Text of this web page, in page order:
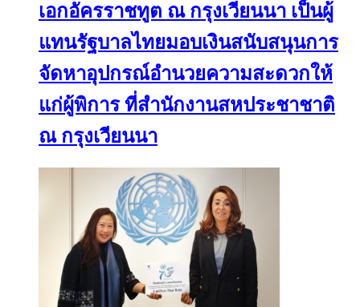
เอกอัครราชทูต ณ กรุงเวียนนา เป็นผู้
แทนรัฐบาลไทยมอบเงินสนับสนุนการ
จัดหาอุปกรณ์อำนวยความสะดวกให้
แก่ผู้พิการ ที่สำนักงานสหประชาชาติ
ณ กรุงเวียนนา